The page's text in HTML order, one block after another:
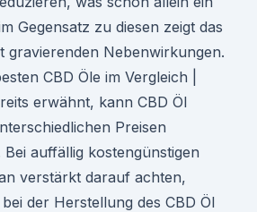
Gegensatz zu diesen zeigt das
gravierenden Nebenwirkungen.
CBD Öle im Vergleich |
erwähnt, kann CBD Öl
Preisen
auffällig kostengünstigen
verstärkt darauf achten,
der Herstellung des CBD Öl